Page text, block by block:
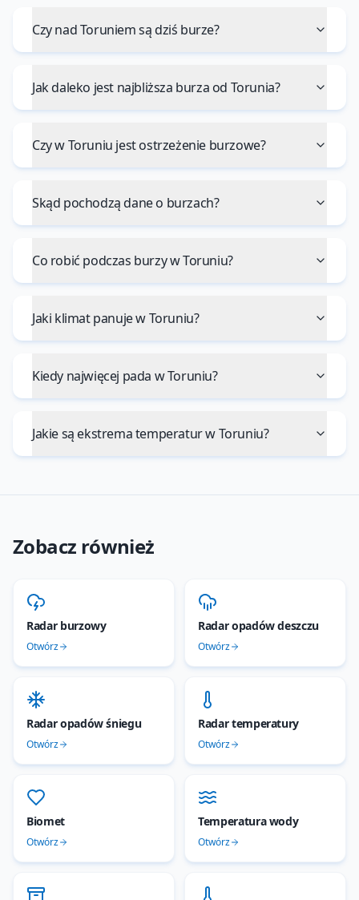
Czy nad Toruniem są dziś burze?
Jak daleko jest najbliższa burza od Torunia?
Czy w Toruniu jest ostrzeżenie burzowe?
Skąd pochodzą dane o burzach?
Co robić podczas burzy w Toruniu?
Jaki klimat panuje w Toruniu?
Kiedy najwięcej pada w Toruniu?
Jakie są ekstrema temperatur w Toruniu?
Zobacz również
Radar burzowy
Otwórz
Radar opadów deszczu
Otwórz
Radar opadów śniegu
Otwórz
Radar temperatury
Otwórz
Biomet
Otwórz
Temperatura wody
Otwórz